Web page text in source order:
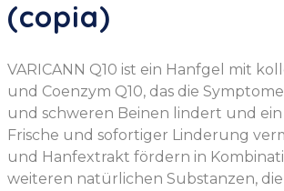
(copia)
VARICANN Q10 ist ein Hanfgel mit
und Coenzym Q10, das die
und schweren Beinen lindert und
Frische und sofortiger Linderung
und Hanfextrakt fördern in
weiteren natürlichen Substanzen, die